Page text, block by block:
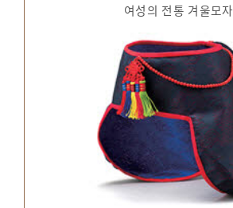
여성의 전통 겨울모자